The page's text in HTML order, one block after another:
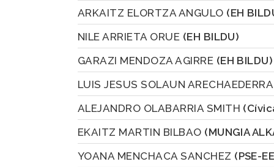
ARKAITZ ELORTZA ANGULO (EH
NILE ARRIETA ORUE (EH BILDU)
GARAZI MENDOZA AGIRRE (EH BILDU)
LUIS JESUS SOLAUN ARECHAEDERRA
ALEJANDRO OLABARRIA SMITH
EKAITZ MARTIN BILBAO (MUNGIA
YOANA MENCHACA SANCHEZ (PSE-